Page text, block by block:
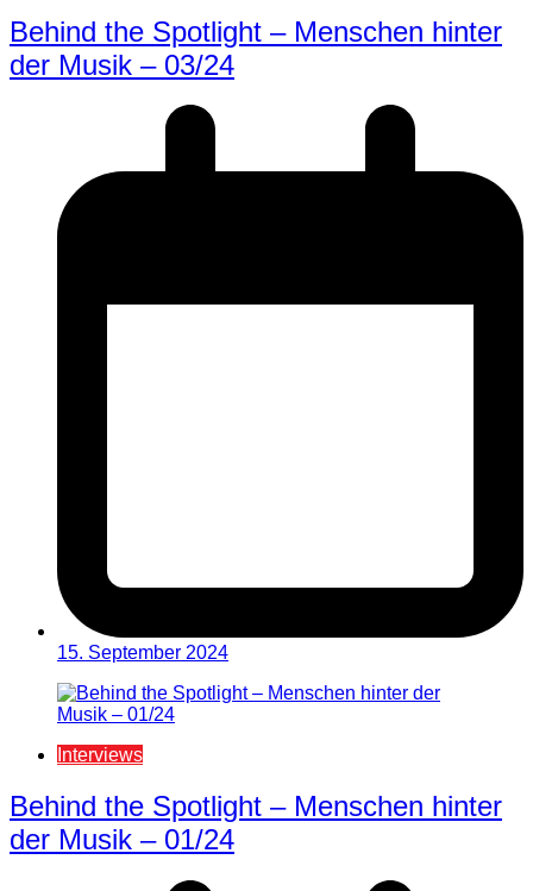
Behind the Spotlight – Menschen hinter
der Musik – 03/24
15. September 2024
Interviews
Behind the Spotlight – Menschen hinter
der Musik – 01/24